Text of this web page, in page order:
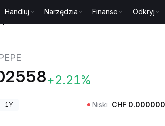
Handluj Narzędzia Finanse Odkryj
PEPE
+2.21%
1Y Niski CHF 0.000000